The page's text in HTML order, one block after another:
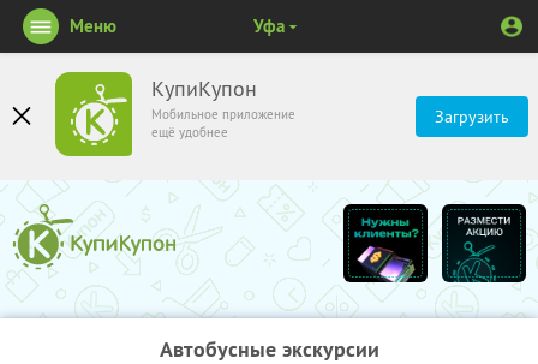
КупиКупон
Мобильное приложение
ещё удобнее
Загрузить
Меню Уфа
Автобусные экскурсии